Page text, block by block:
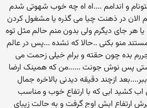
و اندامم ....اه اه چه خوب شهوتی شدم
الان در ذهنت چیا می گذره یا مشغول کردن
هر جای دیگرم ولی بدون منم حالم مثل توه
منو بکنی ..حالا که نشده ...پس در عالم
بده چون حقته و برام خیلی زحمت می
پس نوش جونت ......من که همینک ارضا
ازچند دقیقه دیدنی بالاخره جمال
کشید ابی که با ارتفاع خوب و مناسب
ارتفاع ابش اوج گرفت و به حالت زیبای